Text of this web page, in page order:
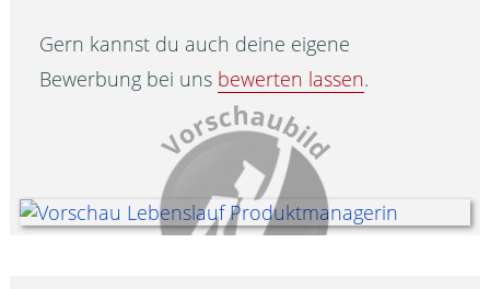
Gern kannst du auch deine eigene
Bewerbung bei uns bewerten lassen.